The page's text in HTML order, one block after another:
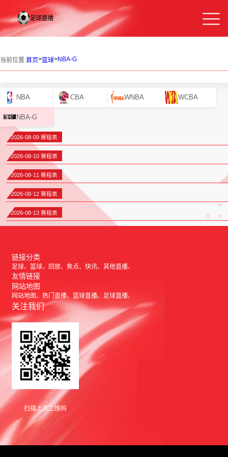
当前位置:首页>篮球>NBA-G
NBA CBA WNBA WCBA
NBA-G
2026-08-09 赛程表
2026-08-10 赛程表
2026-08-11 赛程表
2026-08-12 赛程表
2026-08-13 赛程表
链接分类
足球 篮球 回放 焦点 快讯 其他直播
友情链接
网站地图
网站地图 热门直播 篮球直播 足球直播
关注我们
扫描上方二维码